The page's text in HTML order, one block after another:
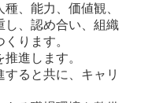
、能力、価値観、
し、認め合い、組織
ります。
進します。
ると共に、キャリ